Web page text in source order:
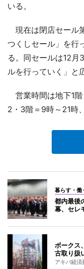
いる。
現在は閉店セール
つくしセール」を行
る。同セールは12月
ルを行っていく」と
営業時間は地下1階
2・3階＝9時～21時
暮らす・働
都内最後
幕、セレ
ボークス
古取り扱
アキバ経済